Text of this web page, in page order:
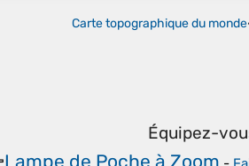
Carte topographique du monde
Équipez-
Lampe de Poche à Zoom